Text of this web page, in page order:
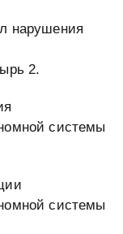
нарушения
2.
системы
системы